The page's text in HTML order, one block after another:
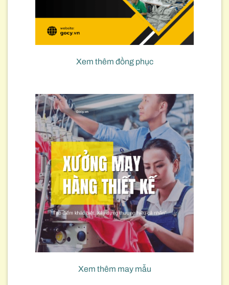
Xem thêm đồng phục
Xem thêm may mẫu